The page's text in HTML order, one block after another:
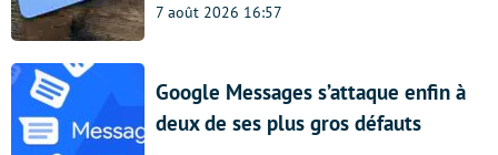
7 août 2026 16:57
Google Messages s’attaque enfin à
deux de ses plus gros défauts